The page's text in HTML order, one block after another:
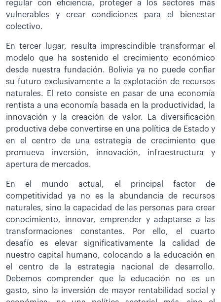
regular con eficiencia, proteger a los sectores más
vulnerables y crear condiciones para el bienestar
colectivo.
En tercer lugar, resulta imprescindible transformar el
modelo que ha sostenido el crecimiento económico
desde nuestra fundación. Bolivia ya no puede confiar
su futuro exclusivamente a la explotación de recursos
naturales. El reto consiste en pasar de una economía
rentista a una economía basada en la productividad, la
innovación y la creación de valor. La diversificación
productiva debe convertirse en una política de Estado y
en el centro de una estrategia de crecimiento que
promueva inversión, innovación, infraestructura y
apertura de mercados.
En el mundo actual, el principal factor de
competitividad ya no es la abundancia de recursos
naturales, sino la capacidad de las personas para crear
conocimiento, innovar, emprender y adaptarse a las
transformaciones constantes. Por ello, el cuarto
desafío es elevar significativamente la calidad de
nuestro capital humano, colocando a la educación en
el centro de la estrategia nacional de desarrollo.
Debemos comprender que la educación no es un
gasto, sino la inversión de mayor rentabilidad social y